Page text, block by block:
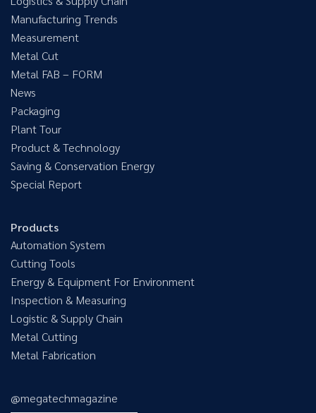
Manufacturing Trends
Measurement
Metal Cut
Metal FAB – FORM
News
Packaging
Plant Tour
Product & Technology
Saving & Conservation Energy
Special Report
Products
Automation System
Cutting Tools
Energy & Equipment For Environment
Inspection & Measuring
Logistic & Supply Chain
Metal Cutting
Metal Fabrication
@megatechmagazine